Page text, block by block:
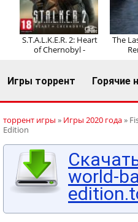
S.T.A.L.K.E.R. 2: Heart
of Chernobyl -
The
Игры торрент Горячие
торрент игры » Игры 2020 года»
Edition
world-